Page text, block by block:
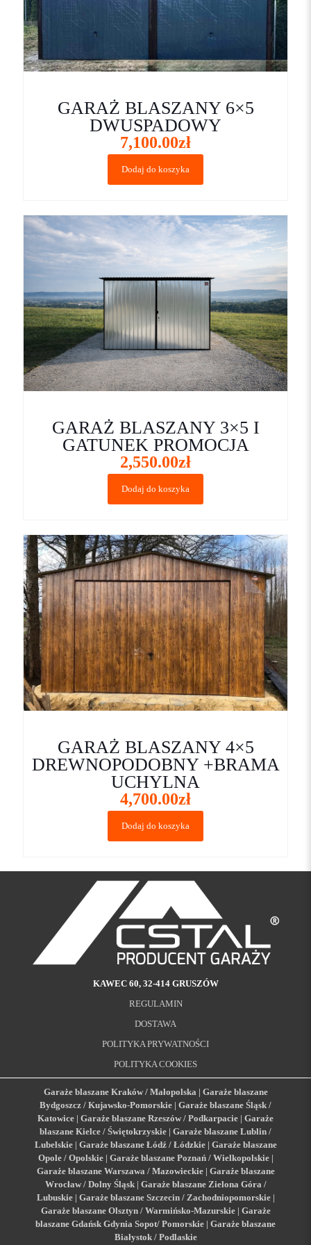
Zapamiętaj moje dane w tej przeglądarce podczas pisania
Proszę wpisać odpowiedź cyframi:
11 − 5 =
GARAŻ BLASZANY 6×5
DWUSPADOWY
7,100.00zł
Dodaj do koszyka
GARAŻ BLASZANY 3×5 I
GATUNEK PROMOCJA
2,550.00zł
Dodaj do koszyka
GARAŻ BLASZANY 4×5
DREWNOPODOBNY +BRAMA
UCHYLNA
4,700.00zł
Dodaj do koszyka
KAWEC 60, 32-414 GRUSZÓW
REGULAMIN
DOSTAWA
POLITYKA PRYWATNOŚCI
POLITYKA COOKIES
Garaże blaszane Kraków / Małopolska | Garaże blaszane
Bydgoszcz / Kujawsko-Pomorskie | Garaże blaszane Śląsk /
Katowice | Garaże blaszane Rzeszów / Podkarpacie | Garaże
blaszane Kielce / Świętokrzyskie | Garaże blaszane Lublin /
Lubelskie| Garaże blaszane Łódź / Łódzkie | Garaże blaszane
Opole / Opolskie| Garaże blaszane Poznań / Wielkopolskie|
Garaże blaszane Warszawa / Mazowieckie| Garaże blaszane
Wrocław / Dolny Śląsk| Garaże blaszane Zielona Góra /
Lubuskie| Garaże blaszane Szczecin / Zachodniopomorskie|
Garaże blaszane Olsztyn / Warmińsko-Mazurskie| Garaże
blaszane Gdańsk Gdynia Sopot/ Pomorskie | Garaże blaszane
Białystok / Podlaskie